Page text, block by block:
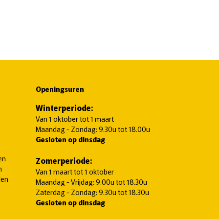
Openingsuren
Winterperiode:
Van 1 oktober tot 1 maart
Maandag - Zondag: 9.30u tot 18.00u
Gesloten op dinsdag
Zomerperiode:
Van 1 maart tot 1 oktober
Maandag - Vrijdag: 9.00u tot 18.30u
Zaterdag - Zondag: 9.30u tot 18.30u
Gesloten op dinsdag